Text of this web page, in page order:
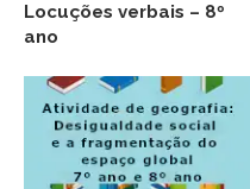
Locuções verbais – 8º
ano